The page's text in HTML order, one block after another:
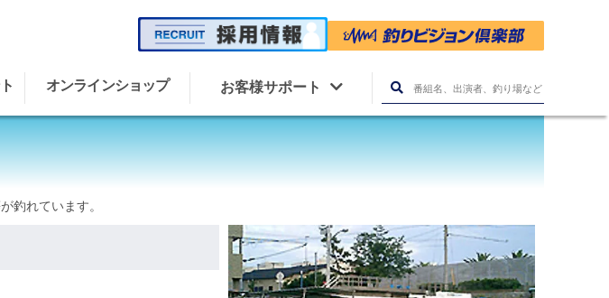
オンラインショップ お客様サポート
釣れています。